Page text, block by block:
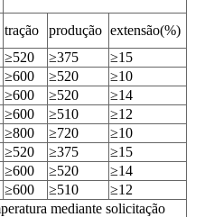
tração produção extensão(%)
≥520 ≥375
≥15
≥600 ≥520
≥10
≥600 ≥520
≥14
≥600 ≥510
≥12
≥800 ≥720
≥10
≥520 ≥375
≥15
≥600 ≥520
≥14
≥600 ≥510
≥12
mediante solicitação